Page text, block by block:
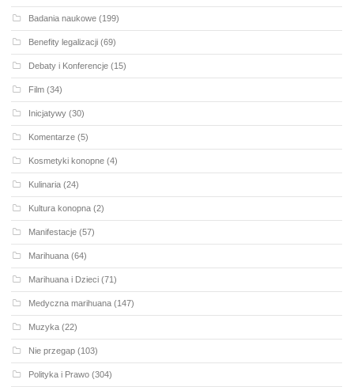
Badania naukowe (199)
Benefity legalizacji (69)
Debaty i Konferencje (15)
Film (34)
Inicjatywy (30)
Komentarze (5)
Kosmetyki konopne (4)
Kulinaria (24)
Kultura konopna (2)
Manifestacje (57)
Marihuana (64)
Marihuana i Dzieci (71)
Medyczna marihuana (147)
Muzyka (22)
Nie przegap (103)
Polityka i Prawo (304)